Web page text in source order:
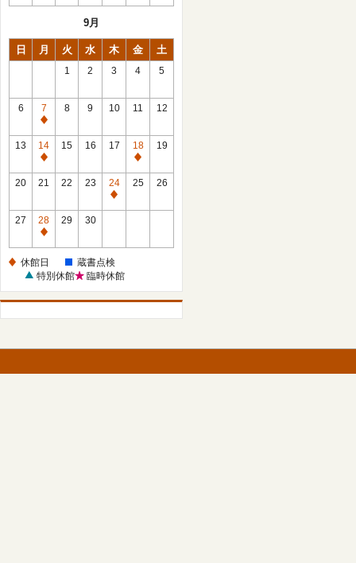
9月
日 月 火 水 木 金 土
1 2 3 4 5
6
7
休
館
日
8 9 10 11 12
13
14
休
館
15 16 17
18
休
館
19
20 21 22 23
24
休
25 26
27
28
休
日
29 30
休館日
蔵書点検
特別休館
臨時休館